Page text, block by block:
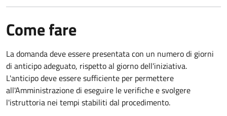
Come fare
La domanda deve essere presentatacon un numero di giorni
di anticipo adeguato, rispetto al giorno dell'iniziativa.
L'anticipo deve essere sufficiente per permettere
all'Amministrazione di eseguire le verifiche e svolgere
l'istruttoria nei tempi stabiliti dal procedimento.